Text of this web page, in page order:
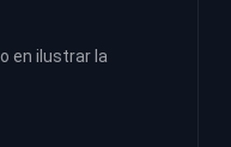
en ilustrar la